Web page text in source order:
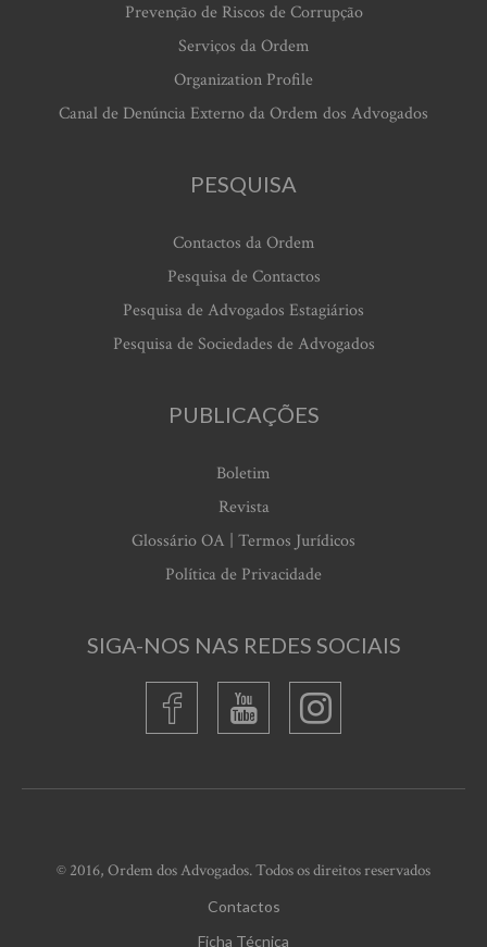
Prevenção de Riscos de Corrupção
Serviços da Ordem
Organization Profile
Canal de Denúncia Externo da Ordem dos Advogados
PESQUISA
Contactos da Ordem
Pesquisa de Contactos
Pesquisa de Advogados Estagiários
Pesquisa de Sociedades de Advogados
PUBLICAÇÕES
Boletim
Revista
Glossário OA | Termos Jurídicos
Política de Privacidade
SIGA-NOS NAS REDES SOCIAIS
© 2016, Ordem dos Advogados. Todos os direitos reservados
Contactos
Ficha Técnica